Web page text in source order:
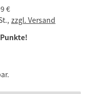
€
zzgl. Versand